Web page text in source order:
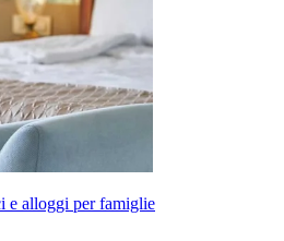
e alloggi per famiglie